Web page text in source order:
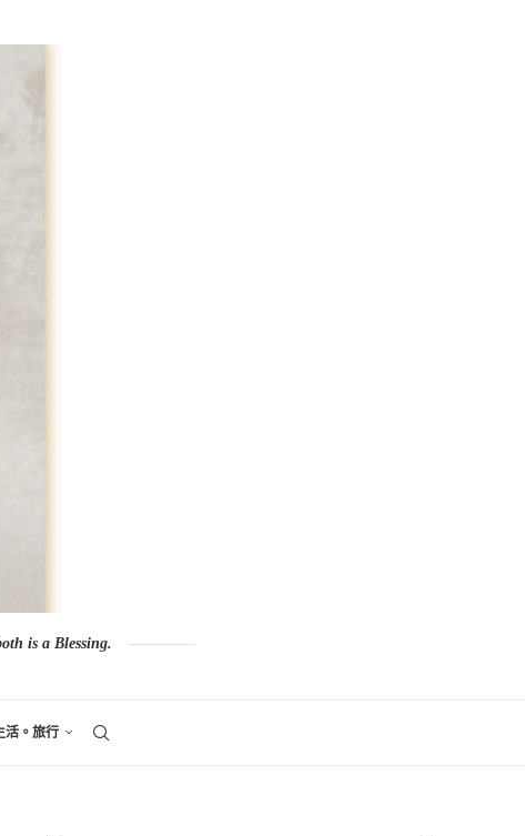
is a Blessing.
活。旅行